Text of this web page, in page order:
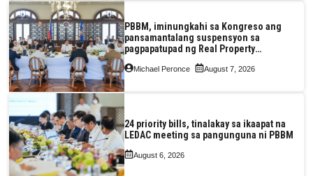
PBBM, iminungkahi sa Kongreso ang
pansamantalang suspensyon sa
pagpapatupad ng Real Property
Valuation and Assessment Reform Act
Michael Peronce August 7, 2026
24 priority bills, tinalakay sa ikaapat na
LEDAC meeting sa pangunguna ni PBBM
August 6, 2026